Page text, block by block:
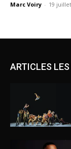
Marc Voiry - 19
ARTICLES